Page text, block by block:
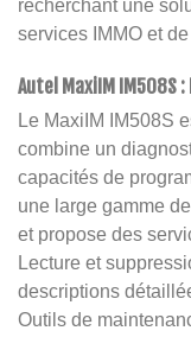
recherchant une
services IMMO et
Autel MaxiIM IM508S
Le MaxiIM IM508S
combine un
capacités de
une large gamme
et propose des
Lecture et
descriptions
Outils de